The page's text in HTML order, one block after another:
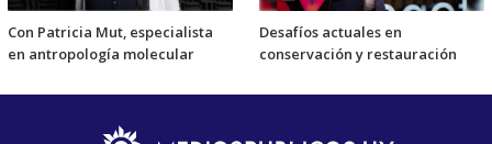
Con Patricia Mut, especialista
en antropología molecular
Desafíos actuales en
conservación y restauración